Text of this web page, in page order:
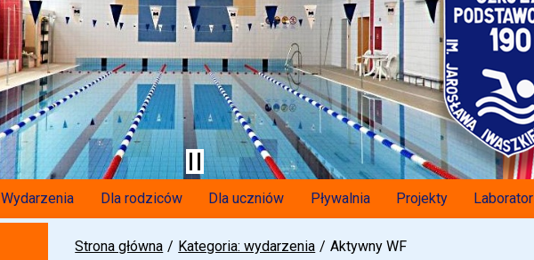
Wydarzenia Dla rodziców Dla uczniów Pływalnia Projekty
Strona główna Kategoria: wydarzenia Aktywny WF